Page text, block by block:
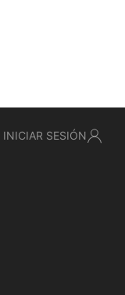
INICIAR SESIÓN